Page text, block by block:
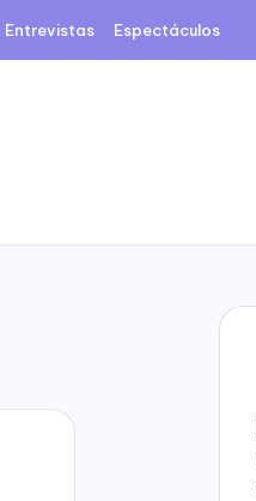
Entrevistas Espectáculos